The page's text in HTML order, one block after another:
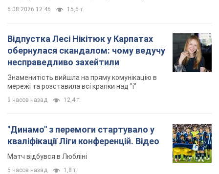
6.08.2026 12:46 15,6 т.
Відпустка Лесі Нікітюк у Карпатах
обернулася скандалом: чому ведучу
несправедливо захейтили
Знаменитість вийшла на пряму комунікацію в
мережі та розставила всі крапки над "і"
9 часов назад 12,4 т.
"Динамо" з перемоги стартувало у
кваліфікації Ліги конференцій. Відео
Матч відбувся в Любліні
5 часов назад 1,8 т.